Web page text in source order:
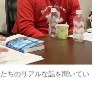
ちのリアルな話を聞いてい